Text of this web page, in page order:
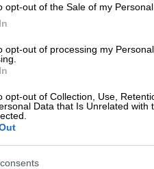
opt-out of the Sale of my Personal
opt-out of processing my
opt-out of Collection, Use,
Data that Is Unrelated with
ότι οι ηγέτες της
Ερωτηθείς αν
ο Ρώσος
καγκελάριος της
εβδομάδα ότι την
είναι που διέκοψαν
στην Ουκρανία.